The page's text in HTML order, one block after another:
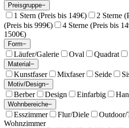
Preisgruppe−
1 Stern (Preis bis 149€) 2 Sterne
(Preis bis 999€)
4 Sterne (Preis bis
1500€)
Form−
Läufer/Galerie Oval Quadrat
Material−
Kunstfaser Mixfaser Seide
Motiv/Design−
Berber Design Einfarbig
Wohnbereiche−
Esszimmer Flur/Diele Outdoor/
Wohnzimmer